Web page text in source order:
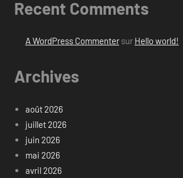
Recent Comments
A WordPress Commentersur Hello world!
Archives
août 2026
juillet 2026
juin 2026
mai 2026
avril 2026